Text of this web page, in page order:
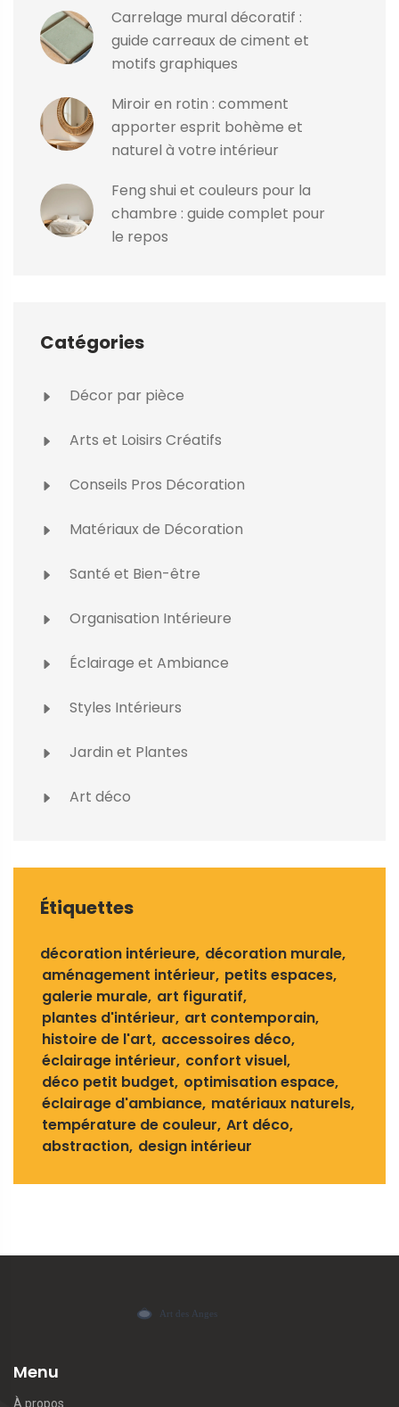
Carrelage mural décoratif :
guide carreaux de ciment et
motifs graphiques
Miroir en rotin : comment
apporter esprit bohème et
naturel à votre intérieur
Feng shui et couleurs pour la
chambre : guide complet pour
le repos
Catégories
Décor par pièce
Arts et Loisirs Créatifs
Conseils Pros Décoration
Matériaux de Décoration
Santé et Bien-être
Organisation Intérieure
Éclairage et Ambiance
Styles Intérieurs
Jardin et Plantes
Art déco
Étiquettes
décoration intérieure décoration murale
aménagement intérieur petits espaces
galerie murale art figuratif
plantes d'intérieur art contemporain
histoire de l'art accessoires déco
éclairage intérieur confort visuel
déco petit budget optimisation espace
éclairage d'ambiance matériaux naturels
température de couleur Art déco
abstraction design intérieur
Menu
À propos